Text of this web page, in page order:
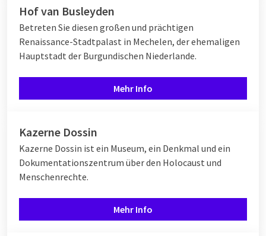
Hof van Busleyden
Betreten Sie diesen großen und prächtigen
Renaissance-Stadtpalast in Mechelen, der ehemaligen
Hauptstadt der Burgundischen Niederlande.
Mehr Info
Kazerne Dossin
Kazerne Dossin ist ein Museum, ein Denkmal und ein
Dokumentationszentrum über den Holocaust und
Menschenrechte.
Mehr Info